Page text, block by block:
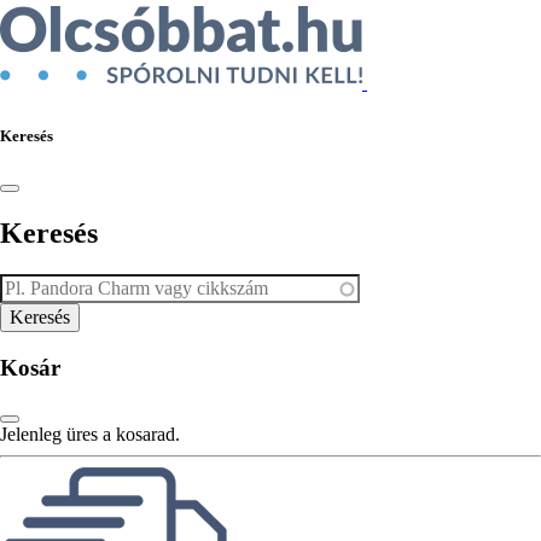
Keresés
Keresés
Kosár
Jelenleg üres a kosarad.